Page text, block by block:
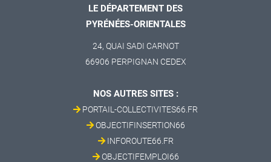
LE DÉPARTEMENT DES
PYRÉNÉES-ORIENTALES
24, QUAI SADI CARNOT
66906 PERPIGNAN CEDEX
NOS AUTRES SITES :
PORTAIL-COLLECTIVITES66.FR
OBJECTIFINSERTION66
INFOROUTE66.FR
OBJECTIFEMPLOI66